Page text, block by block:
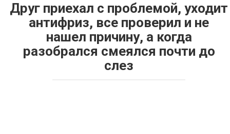
Друг приехал с проблемой, уходит
антифриз, все проверил и не
нашел причину, а когда
разобрался смеялся почти до
слез